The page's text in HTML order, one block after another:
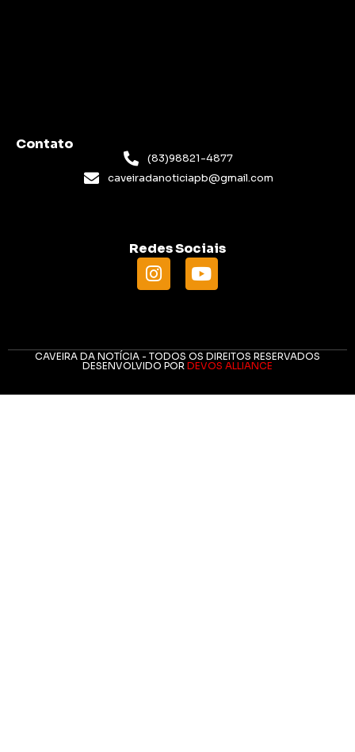
Contato
(83)98821-4877
caveiradanoticiapb@gmail.com
Redes Sociais
CAVEIRA DA NOTÍCIA - TODOS OS DIREITOS RESERVADOS
DESENVOLVIDO POR DEVOS ALLIANCE